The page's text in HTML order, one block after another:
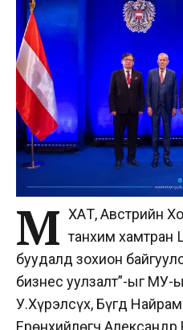
М ҮХАҮТ, Австрийн
танхим хамтран
буудалд зохион
бизнес уулзалт”-ыг МУ-
У.Хүрэлсүх, Бүгд
Ерөнхийлөгч